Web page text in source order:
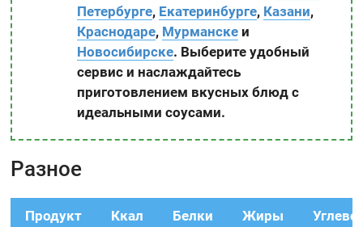
Петербурге, Екатеринбурге, Казани,
Краснодаре, Мурманске и
Новосибирске. Выберите удобный
сервис и наслаждайтесь
приготовлением вкусных блюд с
идеальными соусами.
Разное
Продукт
Ккал
Белки Жиры